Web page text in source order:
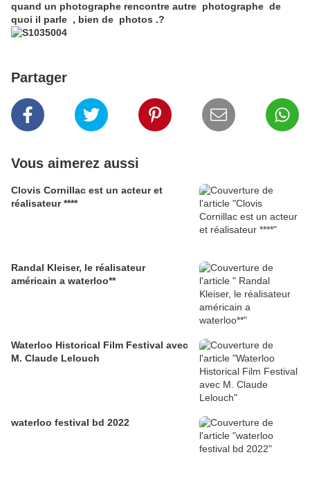
quand un photographe rencontre autre photographe de
quoi il parle , bien de photos .?
Partager
Vous aimerez aussi
Clovis Cornillac est un acteur et
réalisateur ****
Randal Kleiser, le réalisateur
américain a waterloo**
Waterloo Historical Film Festival avec
M. Claude Lelouch
waterloo festival bd 2022